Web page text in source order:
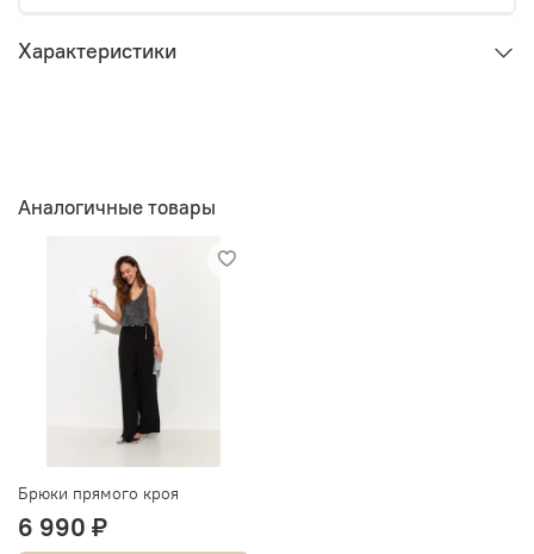
Характеристики
Аналогичные товары
Брюки прямого кроя
6 990 ₽